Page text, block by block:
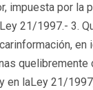
impuesta por
21/1997.- 3.
quelibremente
en laLey 21/